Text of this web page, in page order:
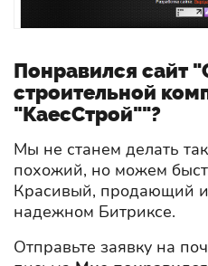
Понравился сайт
строительной
"КаесСтрой""?
Мы не станем делать
похожий, но можем
Красивый, продающий
надежном Битриксе.
Отправьте заявку на